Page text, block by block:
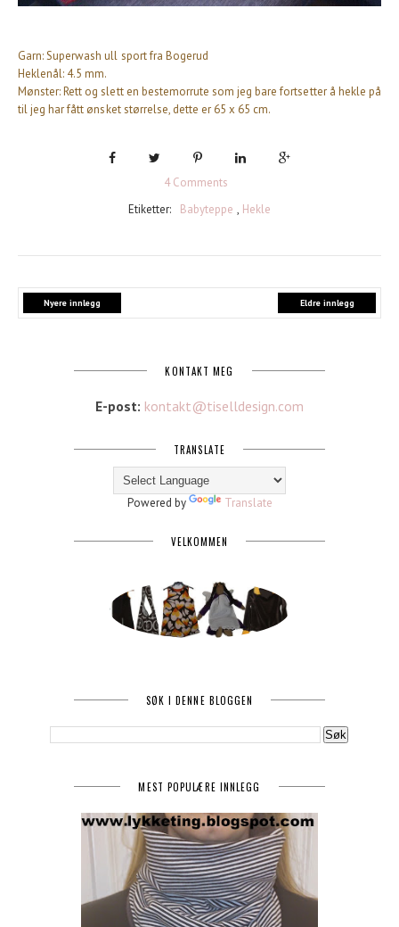
Garn: Superwash ull sport fra Bogerud
Heklenål: 4.5 mm.
Mønster: Rett og slett en bestemorrute som jeg bare fortsetter å hekle på
til jeg har fått ønsket størrelse, dette er 65 x 65 cm.
4 Comments
Etiketter:
Babyteppe , Hekle
Nyere innlegg Eldre innlegg
KONTAKT MEG
E-post: kontakt@tiselldesign.com
TRANSLATE
Powered by Translate
VELKOMMEN
SØK I DENNE BLOGGEN
MEST POPULÆRE INNLEGG